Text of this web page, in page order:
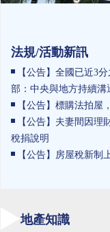
法規/活動新訊
【公告】全國已近3
部：中央與地方持續
【公告】標購法拍屋
【公告】夫妻間因理
稅捐說明
【公告】房屋稅新制
地產知識